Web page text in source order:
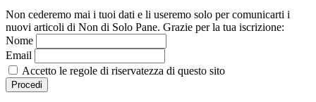
Non cederemo mai i tuoi dati e li useremo solo per comunicarti i
nuovi articoli di Non di Solo Pane. Grazie per la tua iscrizione:
Nome
Email
Accetto le regole di riservatezza di questo sito